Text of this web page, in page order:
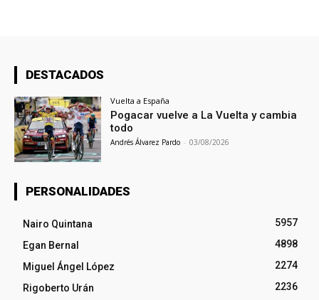
DESTACADOS
Vuelta a España
Pogacar vuelve a La Vuelta y cambia
todo
Andrés Álvarez Pardo - 03/08/2026
PERSONALIDADES
Nairo Quintana
5957
Egan Bernal
4898
Miguel Ángel López
2274
Rigoberto Urán
2236